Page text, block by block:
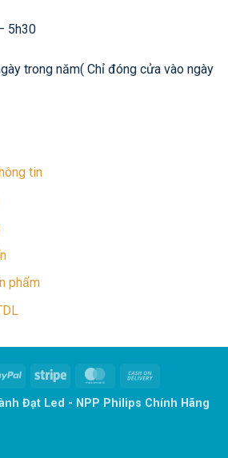
5h30
trong năm( Chỉ đóng cửa vào ngày
tin
phẩm
PayPal Stripe MasterCard
Delivery
Đạt Led - NPP Philips Chính Hãng